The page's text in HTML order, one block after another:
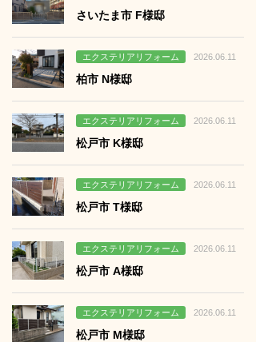
さいたま市 F様邸
エクステリアリフォーム 2026.06.11
柏市 N様邸
エクステリアリフォーム 2026.06.11
松戸市 K様邸
エクステリアリフォーム 2026.06.11
松戸市 T様邸
エクステリアリフォーム 2026.06.11
松戸市 A様邸
エクステリアリフォーム 2026.06.11
松戸市 M様邸